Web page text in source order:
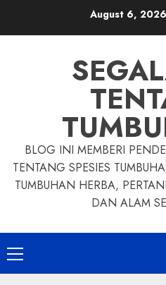
August 6, 2026
BLOG INI MEMBERI
TENTANG SPESIES
TUMBUHAN HERBA,
DAN ALAM
Primary
Menu